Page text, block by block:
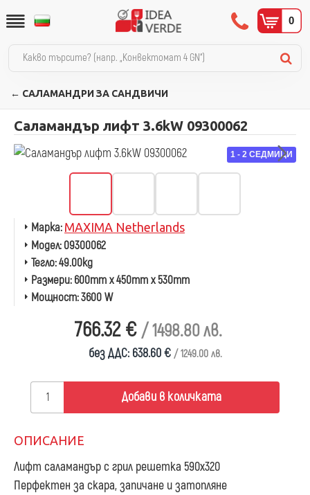
0
← САЛАМАНДРИ ЗА САНДВИЧИ
Саламандър лифт 3.6kW 09300062
1 - 2 СЕДМИЦИ
766.32 € / 1498.80 лв.
без ДДС: 638.60 € / 1249.00 лв.
Марка: MAXIMA Netherlands
Модел:09300062
Тегло:49.00kg
Размери:600mm x 450mm x 530mm
Мощност:3600 W
Добави в количката
ОПИСАНИЕ
Лифт саламандър с грил решетка 590х320
Перфектен за скара, запичане и затопляне